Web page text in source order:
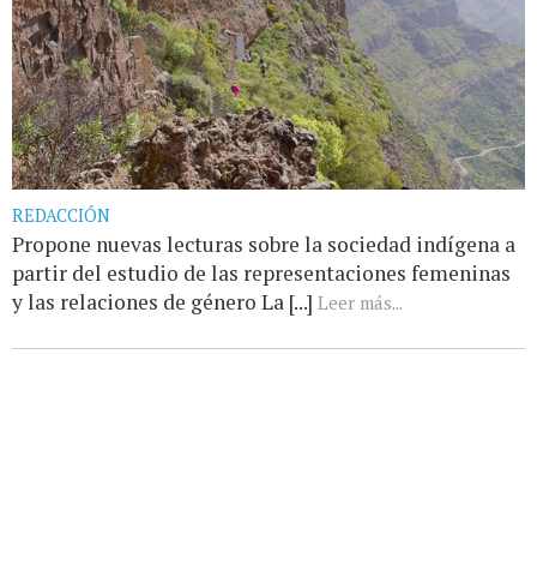
REDACCIÓN
Propone nuevas lecturas sobre la sociedad indígena a
partir del estudio de las representaciones femeninas
y las relaciones de género La [...] Leer más...